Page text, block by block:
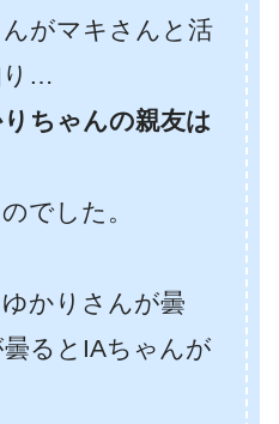
がマキさんと活
り…
ちゃんの親友は
でした。
かりさんが曇
るとIAちゃんが